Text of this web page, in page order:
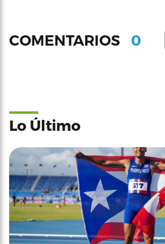
COMENTARIOS 0
Lo Último